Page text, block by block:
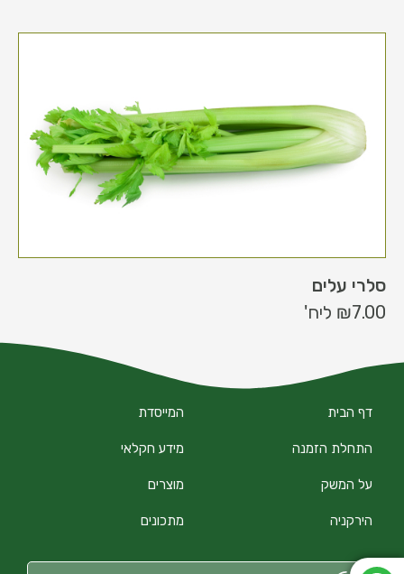
סלרי עלים
₪7.00 ליח'
דף הבית
התחלת הזמנה
על המשק
הירקניה
המייסדת
מידע חקלאי
מוצרים
מתכונים